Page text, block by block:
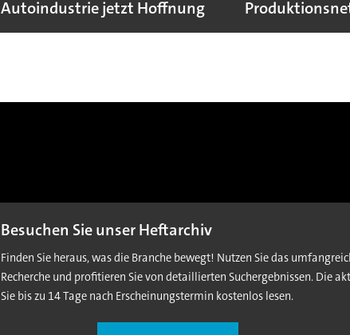
Autoindustrie jetzt Hoffnung
Besuchen Sie unser Heftarchiv
Finden Sie heraus, was die Branche bewegt! Nutzen Sie das
Recherche und profitieren Sie von detaillierten Suchergebnissen. Die
Sie bis zu 14 Tage nach Erscheinungstermin kostenlos lesen.